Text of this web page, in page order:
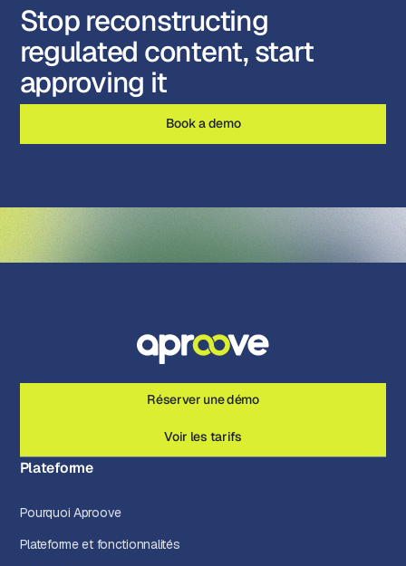
Stop reconstructing
regulated content, start
approving it
Book a demo
Réserver une démo
Voir les tarifs
Plateforme
Pourquoi Aproove
Plateforme et fonctionnalités